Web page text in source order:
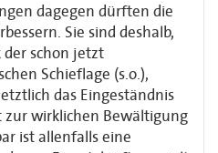
dagegen dürften die
Sie sind deshalb,
der schon jetzt
Schieflage (s.o.),
das Eingeständnis
zur wirklichen Bewältigung
ist allenfalls eine